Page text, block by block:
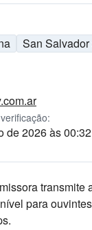
San
de 2026 às 00:32
transmite
para